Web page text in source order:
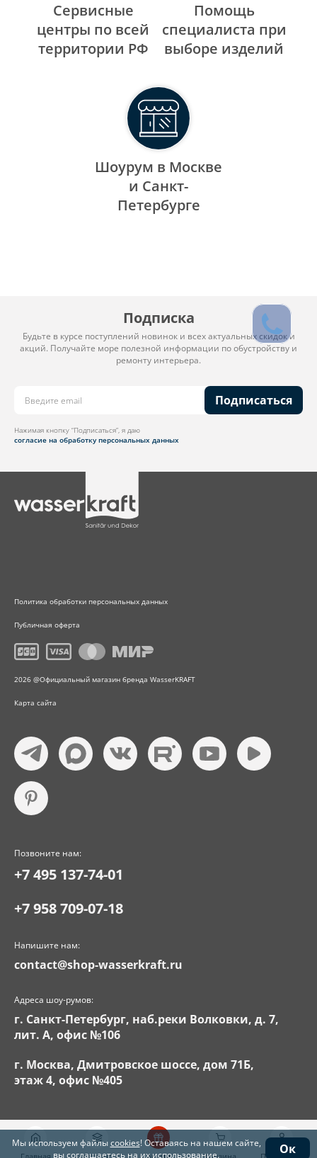
Сервисные
центры по всей
территории РФ
Помощь
специалиста при
выборе изделий
Шоурум в Москве
и Санкт-
Петербурге
Подписка
Будьте в курсе поступлений новинок и всех актуальных скидок и
акций. Получайте море полезной информации по обустройству и
ремонту интерьера.
Подписаться
Нажимая кнопку “Подписаться”, я даю
согласие на обработку персональных данных
Политика обработки персональных данных
Публичная оферта
2026 @Официальный магазин бренда WasserKRAFT
Карта сайта
Позвоните нам:
+7 495 137-74-01
+7 958 709-07-18
Напишите нам:
contact@shop-wasserkraft.ru
Адреса шоу-румов:
г. Санкт-Петербург, наб.реки Волковки, д. 7,
лит. А, офис №106
г. Москва, Дмитровское шоссе, дом 71Б,
этаж 4, офис №405
Мы используем файлыcookies! Оставаясь на нашем сайте,
вы соглашаетесь на их использование.
Ок